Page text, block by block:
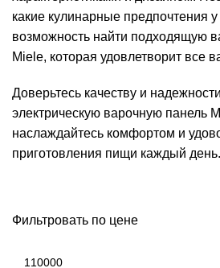
Фильтровать по цене
какие кулинарные предпочтения у
возможность найти подходящую
Miele, которая удовлетворит все
Доверьтесь качеству и
электрическую варочную панель
наслаждайтесь комфортом и
приготовления пищи каждый день.